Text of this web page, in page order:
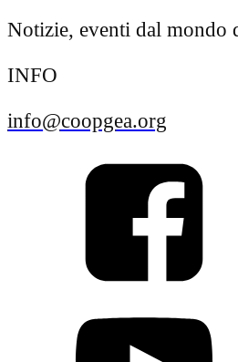
Notizie, eventi dal mondo
INFO
info@coopgea.org